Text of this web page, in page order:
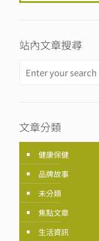
站內文章搜尋
文章分類
健康保健
品牌故事
未分類
焦點文章
生活資訊